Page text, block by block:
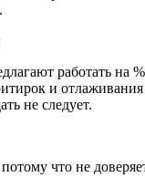
работать на
и
не следует.
что не